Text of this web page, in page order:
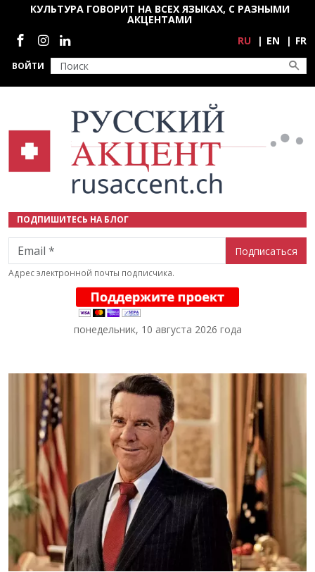
Перейти к основному содержанию
ВОЙТИ
КУЛЬТУРА ГОВОРИТ НА ВСЕХ ЯЗЫКАХ, С РАЗНЫМИ
АКЦЕНТАМИ
Социальные сети
RU EN FR
ПОДПИШИТЕСЬ НА БЛОГ
Email
Адрес электронной почты подписчика.
понедельник, 10 августа 2026 года